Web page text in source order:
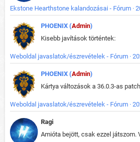
Ekstone Hearthstone kalandozásai - Fórum ·
PHOENIX (Admin)
Kisebb javítások történtek:
Weboldal javaslatok/észrevételek - Fórum ·
PHOENIX (Admin)
Weboldal javaslatok/észrevételek - Fórum ·
Ragi